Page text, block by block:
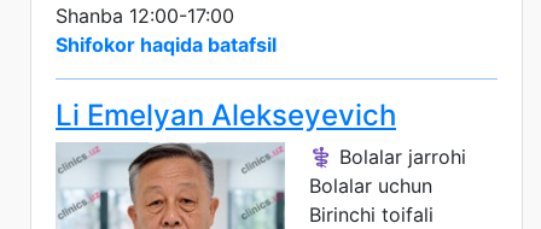
Shanba 12:00-17:00
Shifokor haqida batafsil
Li Emelyan Alekseyevich
⚕️ Bolalar jarrohi
Bolalar uchun
Birinchi toifali